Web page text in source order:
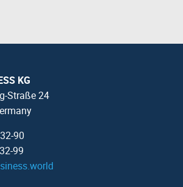
KG
Straße 24
90
99